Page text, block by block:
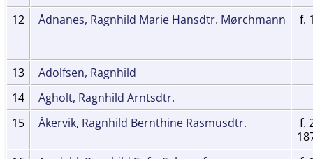
12 Ådnanes, Ragnhild Marie Hansdtr. Mørchmann f.
13
Adolfsen, Ragnhild
14
Agholt, Ragnhild Arntsdtr.
15
Åkervik, Ragnhild Bernthine Rasmusdtr.
f.